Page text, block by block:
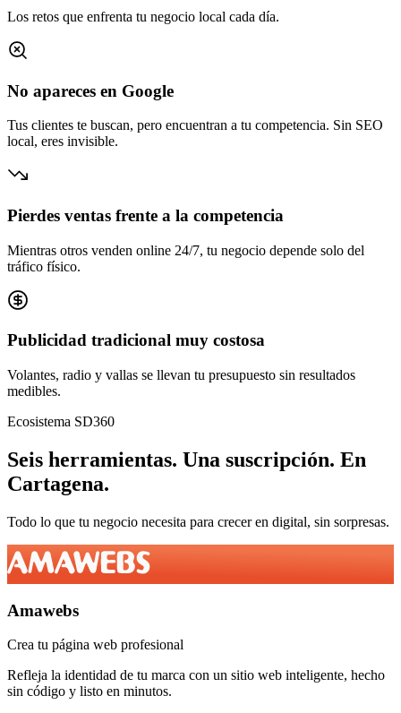
Los retos que enfrenta tu negocio local cada día.
No apareces en Google
Tus clientes te buscan, pero encuentran a tu competencia. Sin SEO
local, eres invisible.
Pierdes ventas frente a la competencia
Mientras otros venden online 24/7, tu negocio depende solo del
tráfico físico.
Publicidad tradicional muy costosa
Volantes, radio y vallas se llevan tu presupuesto sin resultados
medibles.
Ecosistema SD360
Seis herramientas. Una suscripción. En
Cartagena.
Todo lo que tu negocio necesita para crecer en digital, sin sorpresas.
Amawebs
Crea tu página web profesional
Refleja la identidad de tu marca con un sitio web inteligente, hecho
sin código y listo en minutos.